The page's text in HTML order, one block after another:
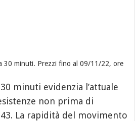
30 minuti. Prezzi fino al 09/11/22, ore
minuti evidenzia l’attuale
non prima di
La rapidità del movimento